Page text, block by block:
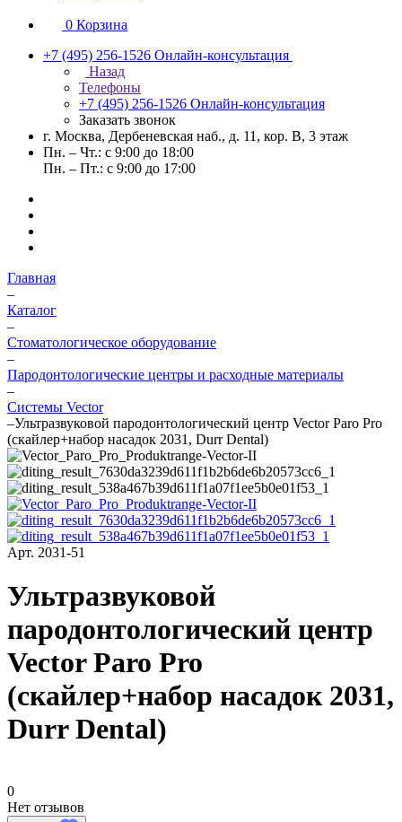
0 Корзина
+7 (495) 256-1526 Онлайн-консультация
Назад
Телефоны
+7 (495) 256-1526 Онлайн-консультация
Заказать звонок
г. Москва, Дербеневская наб., д. 11, кор. В, 3 этаж
Пн. – Чт.: с 9:00 до 18:00
Пн. – Пт.: с 9:00 до 17:00
Главная
–
Каталог
–
Стоматологическое оборудование
–
Пародонтологические центры и расходные материалы
–
Системы Vector
–Ультразвуковой пародонтологический центр Vector Paro Pro
(скайлер+набор насадок 2031, Durr Dental)
Арт. 2031-51
Ультразвуковой
пародонтологический центр
Vector Paro Pro
(скайлер+набор насадок 2031,
Durr Dental)
0
Нет отзывов